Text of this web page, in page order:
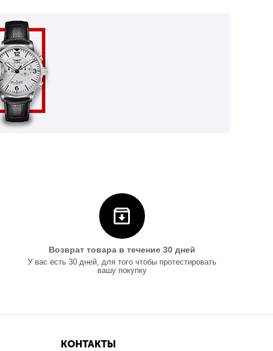
Возврат товара в течение 30 дней
У вас есть 30 дней, для того чтобы протестировать
вашу покупку
КОНТАКТЫ